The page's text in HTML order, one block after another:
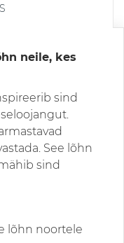
neile, kes
sind
See lõhn
sind
lõhn noortele